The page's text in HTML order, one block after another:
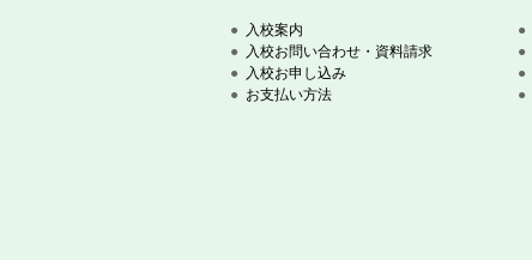
入校案内
入校お問い合わせ・資料請求
入校お申し込み
お支払い方法